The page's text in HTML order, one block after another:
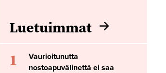
Luetuimmat
1
Vaurioitunutta
nostoapuvälinettä ei saa